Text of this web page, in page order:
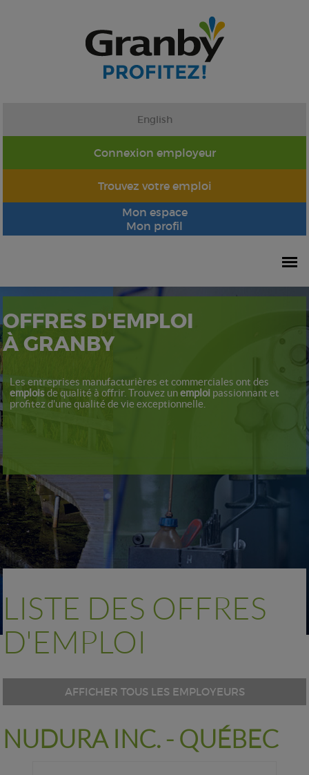
English
Connexion employeur
Trouvez votre emploi
Mon espace
Mon profil
OFFRES D'EMPLOI
À GRANBY
Les entreprises manufacturières et commerciales ont des
emploisde qualité à offrir. Trouvez unemploi passionnant et
profitez d'une qualité de vie exceptionnelle.
LISTE DES OFFRES
D'EMPLOI
AFFICHER TOUS LES EMPLOYEURS
NUDURA INC. - QUÉBEC